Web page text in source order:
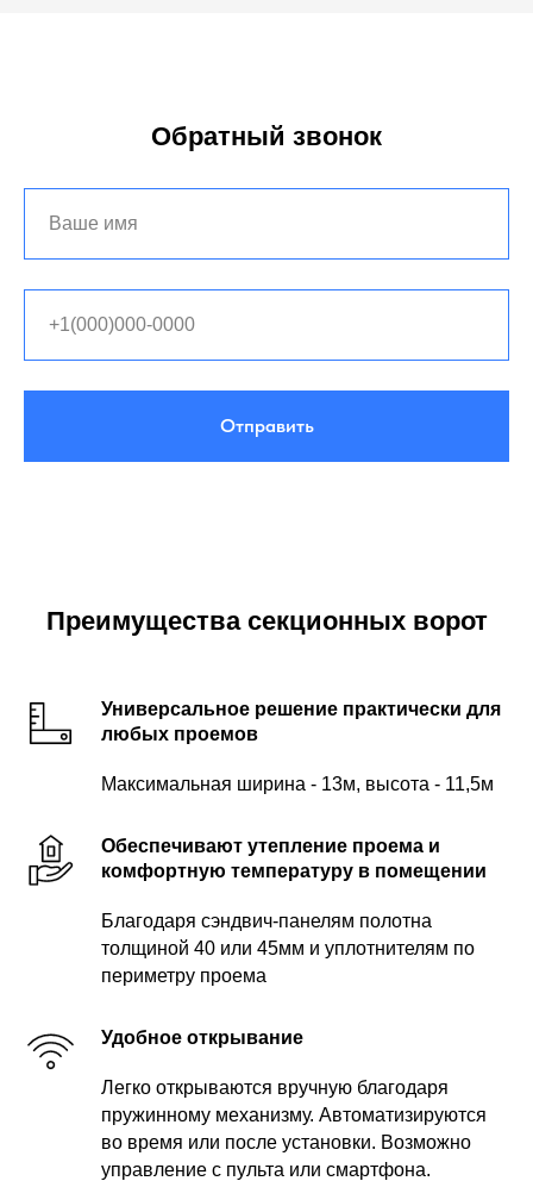
Обратный звонок
Отправить
Преимущества секционных ворот
Универсальное решение практически для
любых проемов
Максимальная ширина - 13м, высота - 11,5м
Обеспечивают утепление проема и
комфортную температуру в помещении
Благодаря сэндвич-панелям полотна
толщиной 40 или 45мм и уплотнителям по
периметру проема
Удобное открывание
Легко открываются вручную благодаря
пружинному механизму. Автоматизируются
во время или после установки. Возможно
управление с пульта или смартфона.